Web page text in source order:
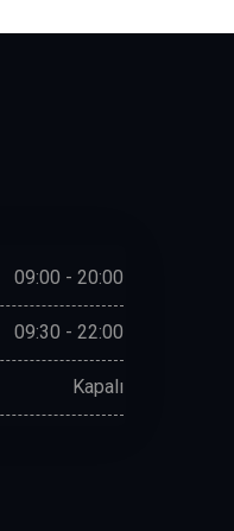
09:00 - 20:00
09:30 - 22:00
Kapalı